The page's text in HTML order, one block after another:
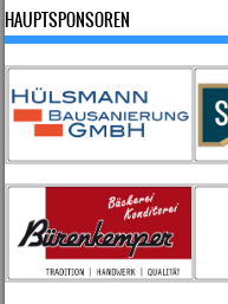
HAUPTSPONSOREN